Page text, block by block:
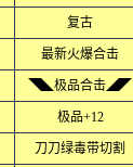
复古
最新火爆合击
◥◣极品合击◢◤
极品+12
刀刀绿毒带切割